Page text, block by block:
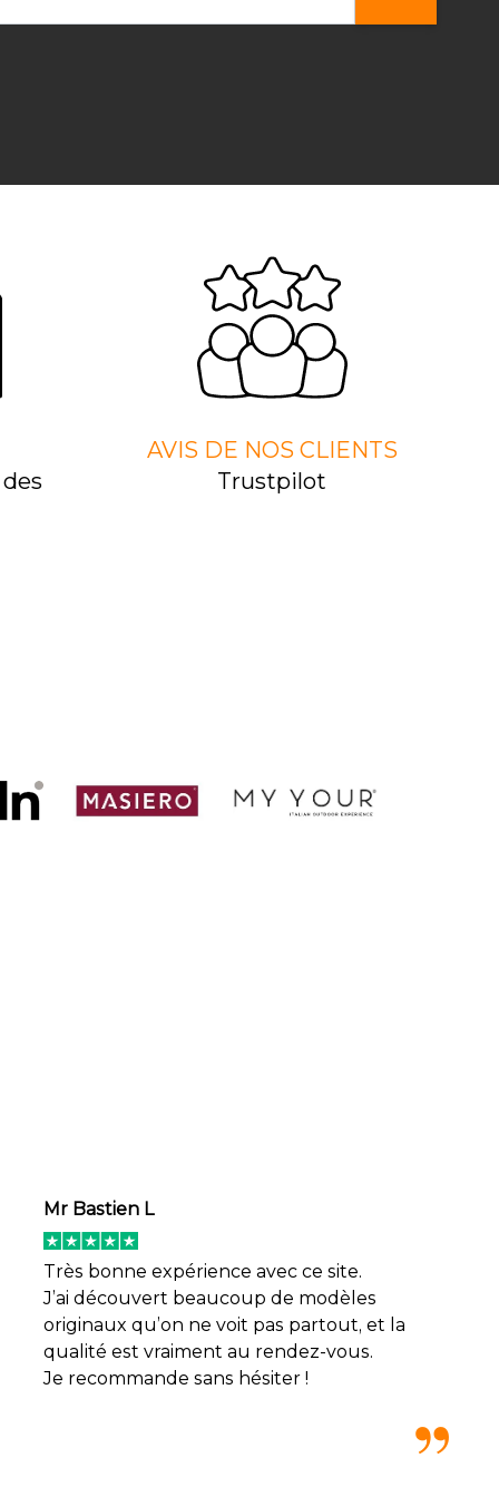
AVIS DE NOS CLIENTS
Trustpilot
Mr Bastien L
Très bonne expérience avec ce site.
J’ai découvert beaucoup de modèles
originaux qu’on ne voit pas partout, et la
qualité est vraiment au rendez-vous.
Je recommande sans hésiter !